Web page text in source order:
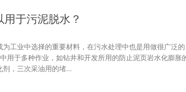
于污泥脱水？
工业中选择的重要材料，在污水处理中也是用做很广泛
用于多种作业，如钻井和开发所用的防止泥页岩水化膨胀
，三次采油用的堵...